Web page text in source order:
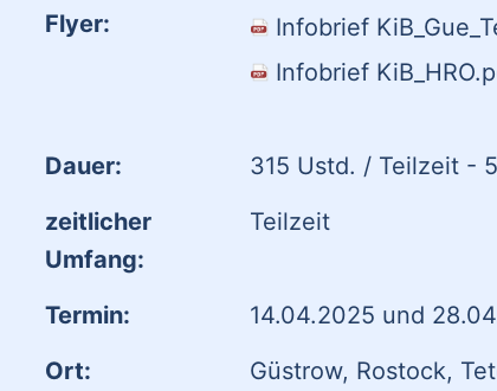
Flyer:
Infobrief
Infobrief
Dauer:
315 Ustd. / Teilzeit -
zeitlicher
Umfang:
Teilzeit
Termin:
14.04.2025 und
Ort:
Güstrow, Rostock,